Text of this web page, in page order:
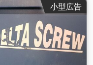
小型広告